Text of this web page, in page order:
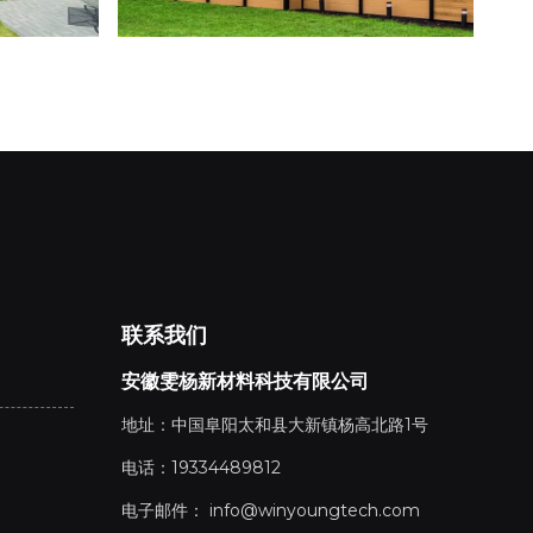
联系我们
安徽雯杨新材料科技有限公司
地址：中国阜阳太和县大新镇杨高北路1号
电话：19334489812
电子邮件： info@winyoungtech.com